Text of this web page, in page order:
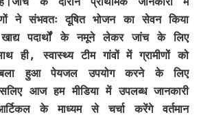
ने संभवतः दूषित भोजन का सेवन किया
पदार्थों के नमूने लेकर जांच के लिए
ही, स्वास्थ्य टीम गांवों में ग्रामीणों को
हुआ पेयजल उपयोग करने के लिए
आज हम मीडिया में उपलब्ध जानकारी
के माध्यम से चर्चा करेंगे वर्तमान